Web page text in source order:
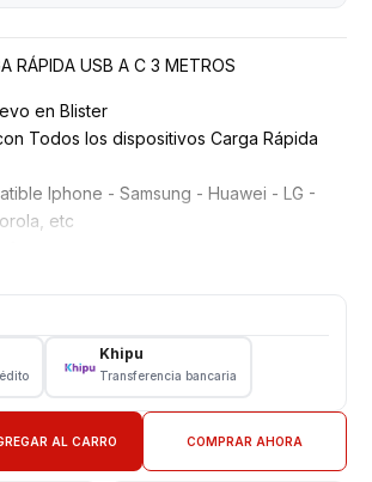
RÁPIDA USB A C 3 METROS
en Blister
Todos los dispositivos Carga Rápida
Iphone - Samsung - Huawei - LG -
etc
C Genérico
Carga Rápida - Carga Turbo
Khipu
Transferencia bancaria
AL CARRO COMPRAR AHORA